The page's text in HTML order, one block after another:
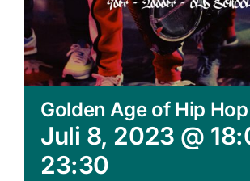
Golden Age of Hip Hop
Juli 8, 2023 @
23:30